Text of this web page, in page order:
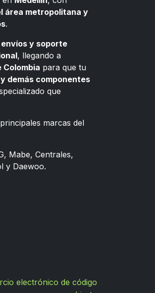
área metropolitana y
.
envíos y soporte
, llegando a
Colombia para que tu
demás componentes
que
marcas del
Mabe, Centrales,
y Daewoo.
electrónico de código